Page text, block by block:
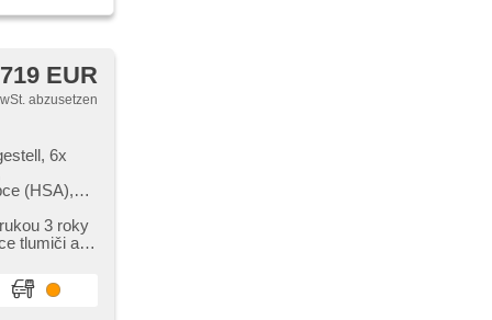
EUR
abzusetzen
6x
(HSA),
display,
volantem,
3 roky
tlumiči a